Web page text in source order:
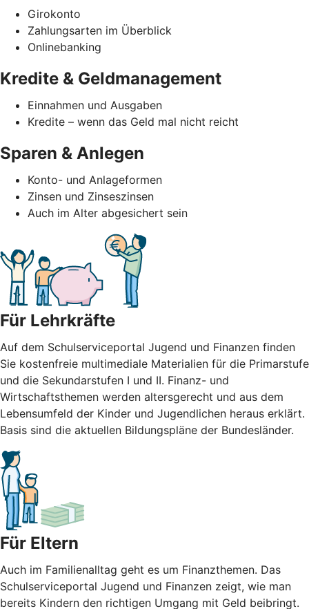
Girokonto
Zahlungsarten im Überblick
Onlinebanking
Kredite & Geldmanagement
Einnahmen und Ausgaben
Kredite – wenn das Geld mal nicht reicht
Sparen & Anlegen
Konto- und Anlageformen
Zinsen und Zinseszinsen
Auch im Alter abgesichert sein
Für Lehrkräfte
Auf dem Schulserviceportal Jugend und Finanzen finden
Sie kostenfreie multimediale Materialien für die Primarstufe
und die Sekundarstufen I und II. Finanz- und
Wirtschaftsthemen werden altersgerecht und aus dem
Lebensumfeld der Kinder und Jugendlichen heraus erklärt.
Basis sind die aktuellen Bildungspläne der Bundesländer.
Für Eltern
Auch im Familienalltag geht es um Finanzthemen. Das
Schulserviceportal Jugend und Finanzen zeigt, wie man
bereits Kindern den richtigen Umgang mit Geld beibringt.